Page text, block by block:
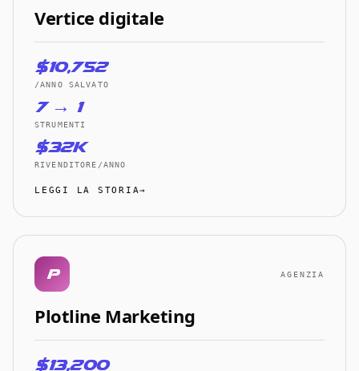
Vertice digitale
$10,752
/ANNO SALVATO
7 → 1
STRUMENTI
$32K
RIVENDITORE/ANNO
LEGGI LA STORIA→
p AGENZIA
Plotline Marketing
$13,200